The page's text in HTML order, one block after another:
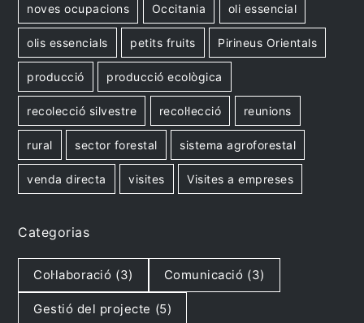
noves ocupacions Occitania oli essencial
olis essencials petits fruits Pirineus Orientals
producció producció ecològica
recolecció silvestre recol·lecció reunions
rural sector forestal sistema agroforestal
venda directa visites Visites a empreses
Categorias
Col·laboració (3) Comunicació (3)
Gestió del projecte (5)